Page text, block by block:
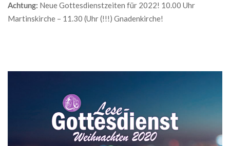
Achtung: Neue Gottesdienstzeiten für 2022! 10.00 Uhr
Martinskirche – 11.30 (Uhr (!!!) Gnadenkirche!